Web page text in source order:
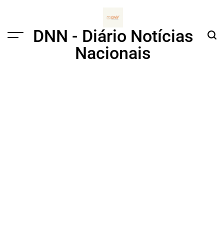
Menu
DNN - Diário Notícias
Nacionais